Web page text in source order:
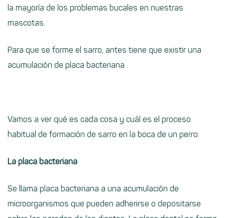
la mayoría de los problemas bucales en nuestras
mascotas.
Para que se forme el sarro, antes tiene que existir una
acumulación de placa bacteriana.
Vamos a ver qué es cada cosa y cuál es el proceso
habitual de formación de sarro en la boca de un perro:
La placa bacteriana
Se llama placa bacteriana a una acumulación de
microorganismos que pueden adherirse o depositarse